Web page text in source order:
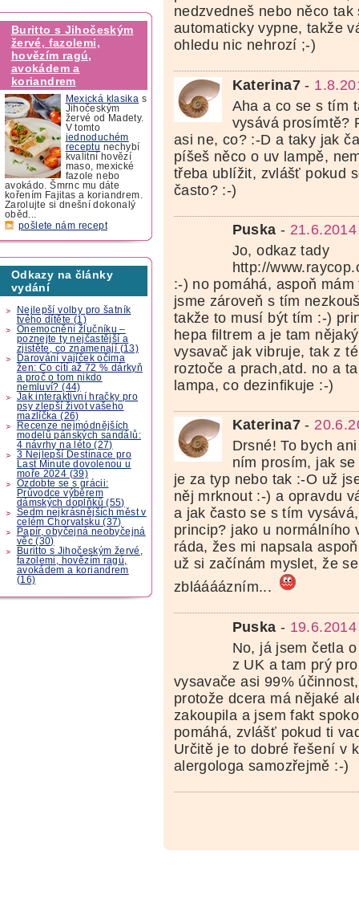
Buritto s Jihočeským
žervé, fazolemi,
hovězím ragú,
avokádem a
koriandrem
Mexická klasika s
Jihočeským
žervé od Madety.
V tomto
jednoduchém
receptu nechybí
kvalitní hovězí
maso, mexické
fazole nebo
avokádo. Šmrnc mu dáte
kořením Fajitas a koriandrem.
Zarolujte si dnešní dokonalý
oběd...
pošlete nám recept
Odkazy na články
vydání
Nejlepší volby pro šatník
tvého dítěte (1)
Onemocnění žlučníku –
poznejte ty nejčastější a
zjistěte, co znamenají (13)
Darování vajíček očima
žen: Co cítí až 72 % dárkyň
a proč o tom nikdo
nemluví? (44)
Jak interaktivní hračky pro
psy zlepší život vašeho
mazlíčka (26)
Recenze nejmódnějších
modelů pánských sandálů:
4 návrhy na léto (27)
3 Nejlepší Destinace pro
Last Minute dovolenou u
moře 2024 (39)
Ozdobte se s grácii:
Průvodce výběrem
dámských doplňků (55)
Sedm nejkrásnějších měst v
celém Chorvatsku (37)
Papír, obyčejná neobyčejná
věc (30)
Buritto s Jihočeským žervé,
fazolemi, hovězím ragú,
avokádem a koriandrem
(16)
nedzvedneš nebo něco tak
automaticky vypne, takže
ohledu nic nehrozí ;-)
Katerina7 -
Aha a co se s tím
vysává prosímtě?
asi ne, co? :-D a taky jak
píšeš něco o uv lampě,
třeba ublížit, zvlášť pokud
často? :-)
Puska -
Jo, odkaz tady
http://
:-) no pomáhá, aspoň
jsme zároveň s tím
takže to musí být tím :-)
hepa filtrem a je tam
vysavač jak vibruje, tak z
roztoče a prach,atd. no a
lampa, co dezinfikuje :-)
Katerina7 -
Drsné! To bych
ním prosím, jak
je za typ nebo tak :-O už
něj mrknout :-) a opravdu
a jak často se s tím
princip? jako u normálního
ráda, žes mi napsala
už si začínám myslet, že
zbláááázním...
Puska -
No, já jsem četla
z UK a tam prý
vysavače asi 99%
protože dcera má nějaké
zakoupila a jsem fakt
pomáhá, zvlášť pokud ti
Určitě je to dobré řešení v
alergologa samozřejmě :-)